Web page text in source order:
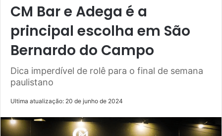
CM Bar e Adega é a
principal escolha em São
Bernardo do Campo
Dica imperdível de rolê para o final de semana
paulistano
Ultima atualização: 20 de junho de 2024